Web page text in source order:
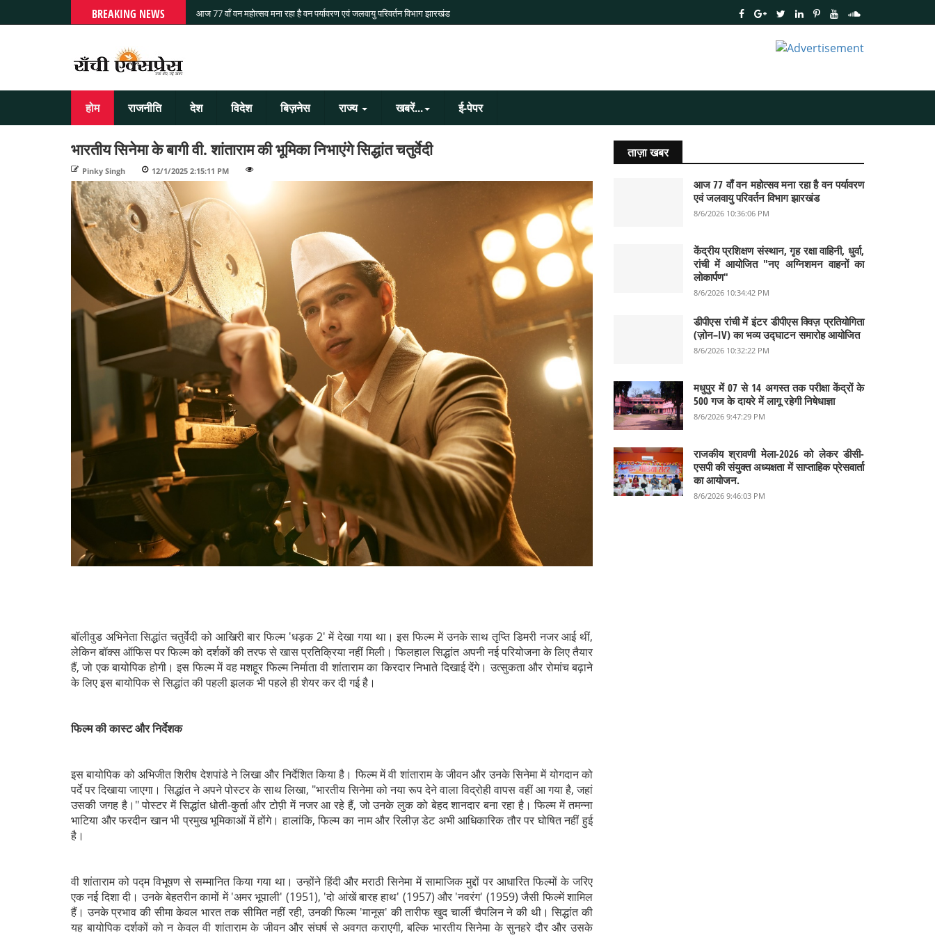
BREAKING NEWS आज 77 वाँ वन महोत्सव मना रहा है वन पर्यावरण एवं जलवायु परिवर्तन विभाग झारखंड
होम राजनीति देश विदेश बिज़नेस राज्य खबरें... ई-पेपर
भारतीय सिनेमा के बागी वी. शांताराम की भूमिका निभाएंगे सिद्धांत चतुर्वेदी
Pinky Singh 12/1/2025 2:15:11 PM
बॉलीवुड अभिनेता सिद्धांत चतुर्वेदी को आखिरी बार फिल्म 'धड़क 2' में देखा गया था। इस फिल्म में उनके साथ तृप्ति डिमरी नजर आई थीं,
लेकिन बॉक्स ऑफिस पर फिल्म को दर्शकों की तरफ से खास प्रतिक्रिया नहीं मिली। फिलहाल सिद्धांत अपनी नई परियोजना के लिए तैयार
हैं, जो एक बायोपिक होगी। इस फिल्म में वह मशहूर फिल्म निर्माता वी शांताराम का किरदार निभाते दिखाई देंगे। उत्सुकता और रोमांच बढ़ाने
के लिए इस बायोपिक से सिद्धांत की पहली झलक भी पहले ही शेयर कर दी गई है।
फिल्म की कास्ट और निर्देशक
इस बायोपिक को अभिजीत शिरीष देशपांडे ने लिखा और निर्देशित किया है। फिल्म में वी शांताराम के जीवन और उनके सिनेमा में योगदान को
पर्दे पर दिखाया जाएगा। सिद्धांत ने अपने पोस्टर के साथ लिखा, "भारतीय सिनेमा को नया रूप देने वाला विद्रोही वापस वहीं आ गया है, जहां
उसकी जगह है।" पोस्टर में सिद्धांत धोती-कुर्ता और टोप़ी में नजर आ रहे हैं, जो उनके लुक को बेहद शानदार बना रहा है। फिल्म में तमन्ना
भाटिया और फरदीन खान भी प्रमुख भूमिकाओं में होंगे। हालांकि, फिल्म का नाम और रिलीज़ डेट अभी आधिकारिक तौर पर घोषित नहीं हुई
है।
वी शांताराम को पद्म विभूषण से सम्मानित किया गया था। उन्होंने हिंदी और मराठी सिनेमा में सामाजिक मुद्दों पर आधारित फिल्मों के जरिए
एक नई दिशा दी। उनके बेहतरीन कामों में 'अमर भूपाली' (1951), 'दो आंखें बारह हाथ' (1957) और 'नवरंग' (1959) जैसी फिल्में शामिल
हैं। उनके प्रभाव की सीमा केवल भारत तक सीमित नहीं रही, उनकी फिल्म 'मानूस' की तारीफ खुद चार्ली चैपलिन ने की थी। सिद्धांत की
यह बायोपिक दर्शकों को न केवल वी शांताराम के जीवन और संघर्ष से अवगत कराएगी, बल्कि भारतीय सिनेमा के सुनहरे दौर और उसके
ताज़ा खबर
आज 77 वाँ वन महोत्सव मना रहा है वन पर्यावरण
एवं जलवायु परिवर्तन विभाग झारखंड
8/6/2026 10:36:06 PM
केंद्रीय प्रशिक्षण संस्थान, गृह रक्षा वाहिनी, धुर्वा,
रांची में आयोजित "नए अग्निशमन वाहनों का
लोकार्पण"
8/6/2026 10:34:42 PM
डीपीएस रांची में इंटर डीपीएस क्विज़ प्रतियोगिता
(ज़ोन–IV) का भव्य उद्घाटन समारोह आयोजित
8/6/2026 10:32:22 PM
मधुपुर में 07 से 14 अगस्त तक परीक्षा केंद्रों के
500 गज के दायरे में लागू रहेगी निषेधाज्ञा
8/6/2026 9:47:29 PM
राजकीय श्रावणी मेला-2026 को लेकर डीसी-
एसपी की संयुक्त अध्यक्षता में साप्ताहिक प्रेसवार्ता
का आयोजन.
8/6/2026 9:46:03 PM